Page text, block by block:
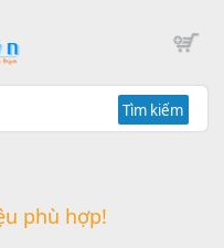
Tìm kiếm
phù hợp!